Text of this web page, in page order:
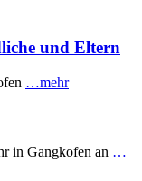
und Eltern
…mehr
in Gangkofen an …